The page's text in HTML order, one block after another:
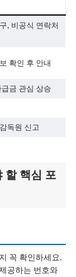
, 비공식 연락처
확인 후 안내
금 관심 상승
독원 신고
할 핵심 포
꼭 확인하세요.
공하는 번호와